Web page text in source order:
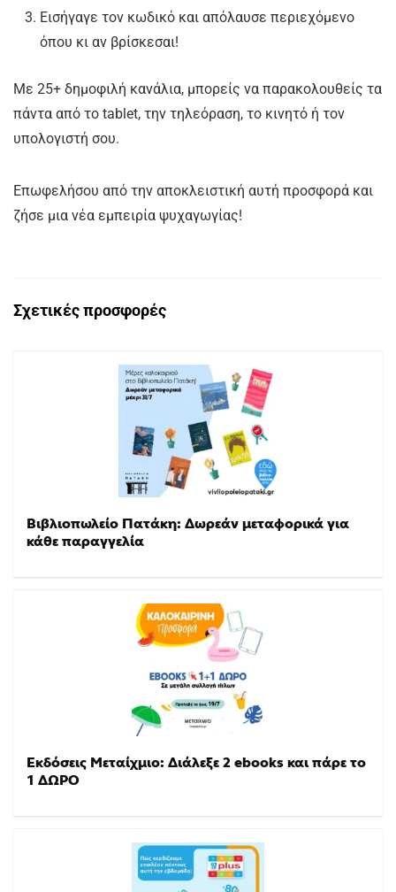
Εισήγαγε τον κωδικό και απόλαυσε περιεχόμενο
όπου κι αν βρίσκεσαι!
Με 25+ δημοφιλή κανάλια, μπορείς να παρακολουθείς τα
πάντα από το tablet, την τηλεόραση, το κινητό ή τον
υπολογιστή σου.
Επωφελήσου από την αποκλειστική αυτή προσφορά και
ζήσε μια νέα εμπειρία ψυχαγωγίας!
Σχετικές προσφορές
Βιβλιοπωλείο Πατάκη: Δωρεάν μεταφορικά για
κάθε παραγγελία
Εκδόσεις Μεταίχμιο: Διάλεξε 2 ebooks και πάρε το
1 ΔΩΡΟ